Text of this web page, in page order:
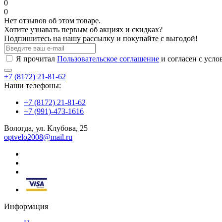
0
0
Нет отзывов об этом товаре.
Хотите узнавать первым об акциях и скидках?
Подпишитесь на нашу рассылку и покупайте с выгодой!
Я прочитал Пользовательское соглашение и согласен с
+7 (8172) 21-81-62
Наши телефоны:
+7 (8172) 21-81-62
+7 (991)-473-1616
Вологда, ул. Клубова, 25
optvelo2008@mail.ru
Информация